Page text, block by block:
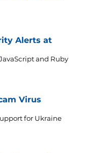
Alerts at
and Ruby
Virus
for Ukraine